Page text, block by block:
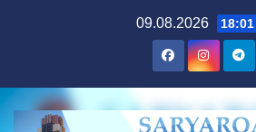
09.08.2026 18:01